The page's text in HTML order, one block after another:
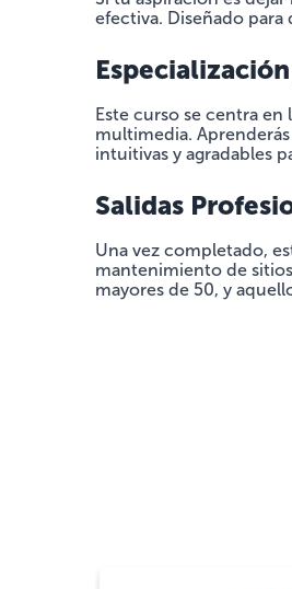
efectiva. Diseñado
Este curso se centra
multimedia.
intuitivas y agradables
Salidas
Una vez completado,
mantenimiento de
mayores de 50, y